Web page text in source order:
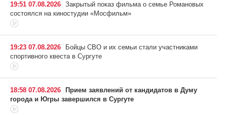
19:51 07.08.2026 Закрытый показ фильма о семье Романовых
состоялся на киностудии «Мосфильм»
19:23 07.08.2026
Бойцы СВО и их семьи стали участниками
спортивного квеста в Сургуте
18:58 07.08.2026
Прием заявлений от кандидатов в Думу
города и Югры завершился в Сургуте